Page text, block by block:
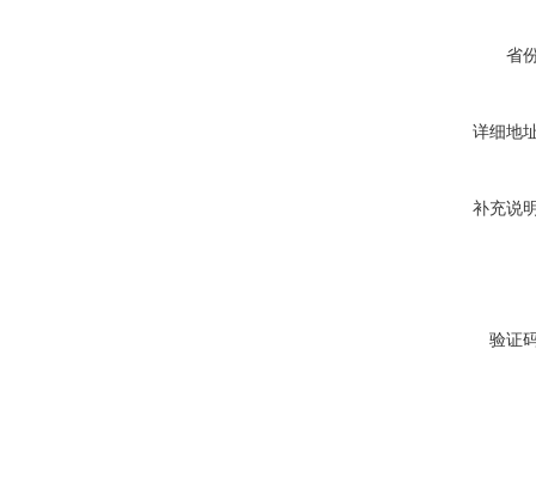
省
详细地
补充说
验证